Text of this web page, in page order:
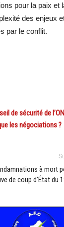
pour la paix et
des enjeux
par le conflit.
de sécurité de
les négociations ?
à mort
de coup d’État du